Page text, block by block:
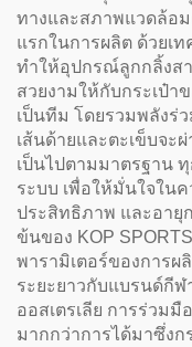
ทางและสภาพแวดล้อม
แรกในการผลิต ด้วยเ
ทำให้อุปกรณ์ลูกกลิ้งส
สวยงามให้กับกระเป๋า
เป็นทีม โดยรวมพลัง
เส้นด้ายและตะเข็บจะ
เป็นไปตามมาตรฐาน
ระบบ เพื่อให้มั่นใจใน
ประสิทธิภาพ และอายุ
ข้นของ KOP
พารามิเตอร์ของการผ
ระยะยาวกับแบรนด์กีฬ
ออสเตรเลีย การร่วม
มากกว่าการได้มาซึ่ง